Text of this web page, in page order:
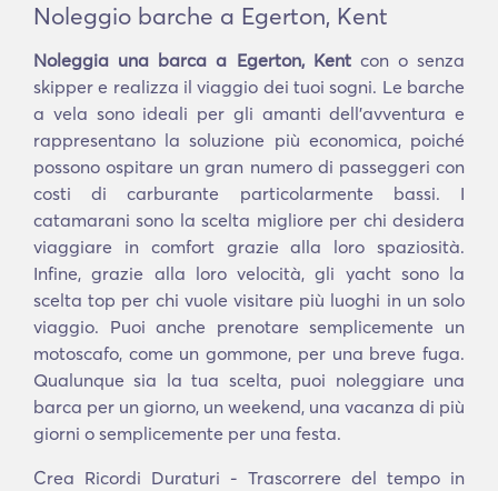
Noleggio barche a Egerton, Kent
Noleggia una barca a Egerton, Kentcon o senza
skipper e realizza il viaggio dei tuoi sogni. Le barche
a vela sono ideali per gli amanti dell'avventura e
rappresentano la soluzione più economica, poiché
possono ospitare un gran numero di passeggeri con
costi di carburante particolarmente bassi. I
catamarani sono la scelta migliore per chi desidera
viaggiare in comfort grazie alla loro spaziosità.
Infine, grazie alla loro velocità, gli yacht sono la
scelta top per chi vuole visitare più luoghi in un solo
viaggio. Puoi anche prenotare semplicemente un
motoscafo, come un gommone, per una breve fuga.
Qualunque sia la tua scelta, puoi noleggiare una
barca per un giorno, un weekend, una vacanza di più
giorni o semplicemente per una festa.
Crea Ricordi Duraturi - Trascorrere del tempo in